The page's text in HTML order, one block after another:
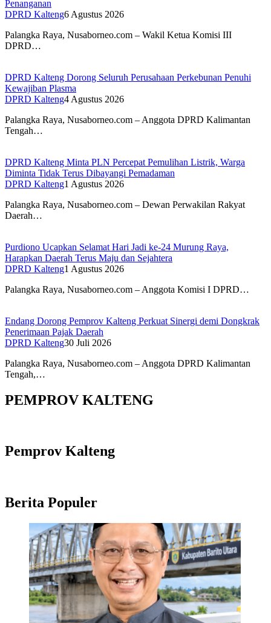
Penanganan
DPRD Kalteng6 Agustus 2026
Palangka Raya, Nusaborneo.com – Wakil Ketua Komisi III
DPRD…
DPRD Kalteng Dorong Seluruh Perusahaan Perkebunan Penuhi
Kewajiban Plasma
DPRD Kalteng4 Agustus 2026
Palangka Raya, Nusaborneo.com – Anggota DPRD Kalimantan
Tengah…
DPRD Kalteng Minta PLN Percepat Pemulihan Listrik, Warga
Diminta Tidak Terus Dibayangi Pemadaman
DPRD Kalteng1 Agustus 2026
Palangka Raya, Nusaborneo.com – Dewan Perwakilan Rakyat
Daerah…
Purdiono Ucapkan Selamat Hari Jadi ke-24 Murung Raya,
Harapkan Daerah Terus Maju dan Sejahtera
DPRD Kalteng1 Agustus 2026
Palangka Raya, Nusaborneo.com – Anggota Komisi I DPRD…
Endang Dorong Pemprov Kalteng Perkuat Sinergi demi Dongkrak
Penerimaan Pajak Daerah
DPRD Kalteng30 Juli 2026
Palangka Raya, Nusaborneo.com – Anggota DPRD Kalimantan
Tengah,…
PEMPROV KALTENG
Pemprov Kalteng
Berita Populer